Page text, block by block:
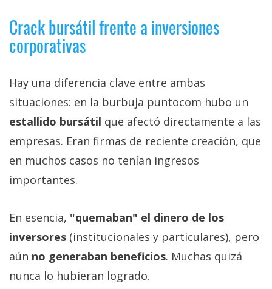
Crack bursátil frente a inversiones
corporativas
Hay una diferencia clave entre ambas
situaciones: en la burbuja puntocom hubo un
estallido bursátil que afectó directamente a las
empresas. Eran firmas de reciente creación, que
en muchos casos no tenían ingresos
importantes.
En esencia, "quemaban" el dinero de los
inversores (institucionales y particulares), pero
aún no generaban beneficios. Muchas quizá
nunca lo hubieran logrado.